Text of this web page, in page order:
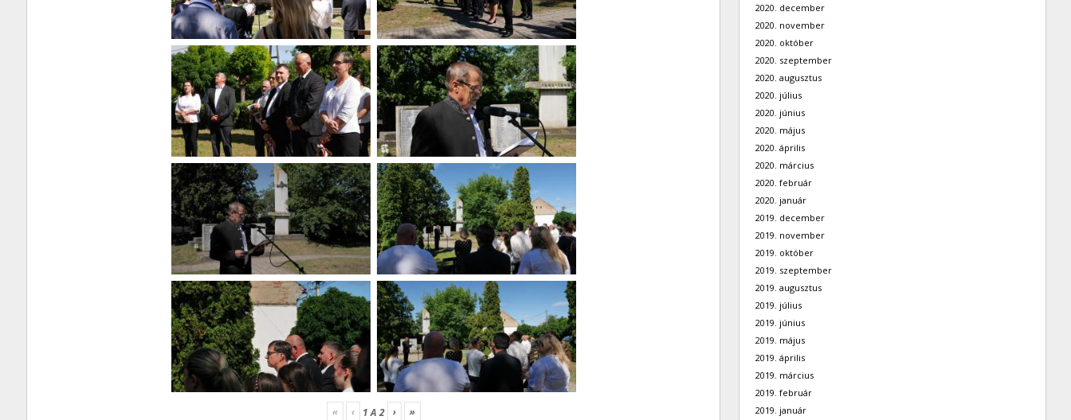
« ‹ 1A2 › »
2020. december
2020. november
2020. október
2020. szeptember
2020. augusztus
2020. július
2020. június
2020. május
2020. április
2020. március
2020. február
2020. január
2019. december
2019. november
2019. október
2019. szeptember
2019. augusztus
2019. július
2019. június
2019. május
2019. április
2019. március
2019. február
2019. január